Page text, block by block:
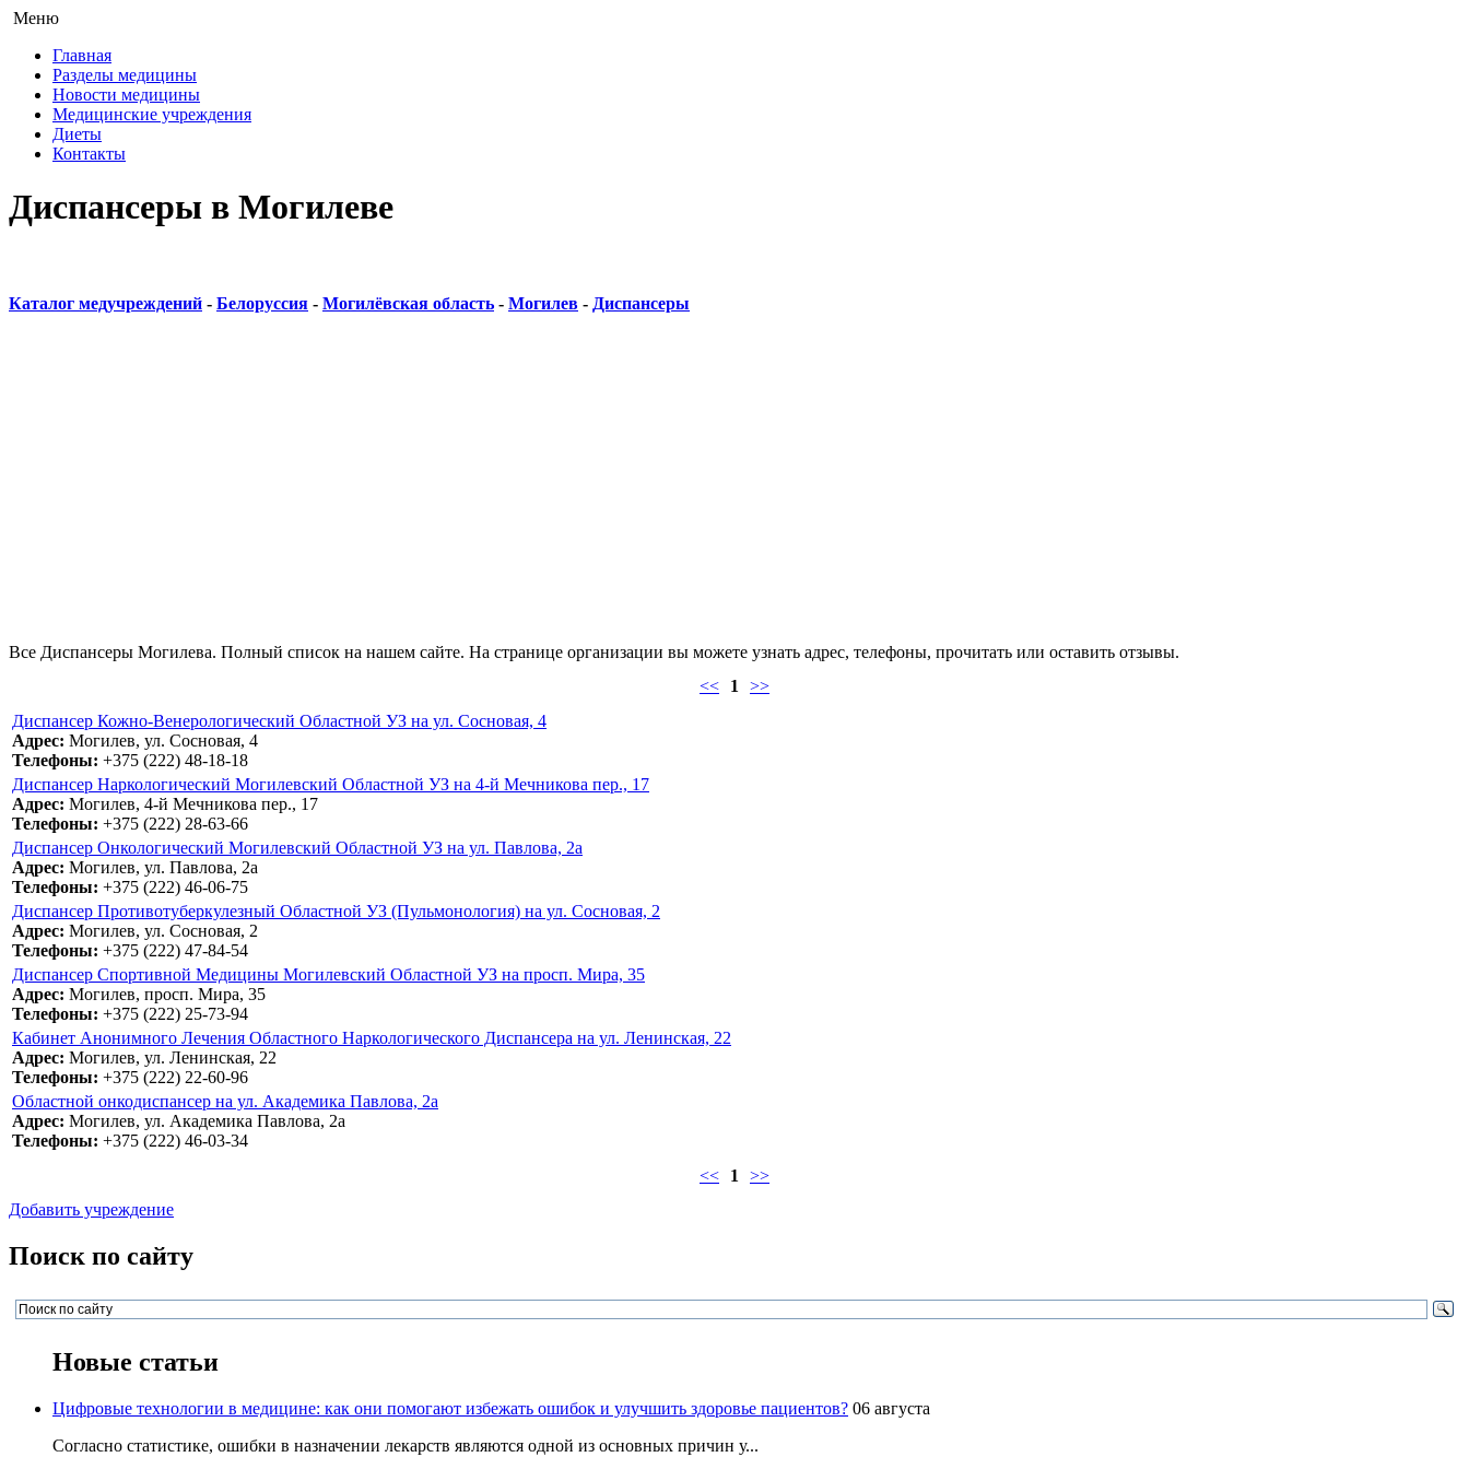
Меню
Главная
Разделы медицины
Новости медицины
Медицинские учреждения
Диеты
Контакты
Диспансеры в Могилеве
Каталог медучреждений - Белоруссия - Могилёвская область - Могилев - Диспансеры
Все Диспансеры Могилева. Полный список на нашем сайте. На странице организации вы можете узнать адрес, телефоны, прочитать или оставить отзывы.
<<
1 >>
Диспансер Кожно-Венерологический Областной УЗ на ул. Сосновая, 4
Адрес: Могилев, ул. Сосновая, 4
Телефоны: +375 (222) 48-18-18
Диспансер Наркологический Могилевский Областной УЗ на 4-й Мечникова пер., 17
Адрес: Могилев, 4-й Мечникова пер., 17
Телефоны: +375 (222) 28-63-66
Диспансер Онкологический Могилевский Областной УЗ на ул. Павлова, 2а
Адрес: Могилев, ул. Павлова, 2а
Телефоны: +375 (222) 46-06-75
Диспансер Противотуберкулезный Областной УЗ (Пульмонология) на ул. Сосновая, 2
Адрес: Могилев, ул. Сосновая, 2
Телефоны: +375 (222) 47-84-54
Диспансер Спортивной Медицины Могилевский Областной УЗ на просп. Мира, 35
Адрес: Могилев, просп. Мира, 35
Телефоны: +375 (222) 25-73-94
Кабинет Анонимного Лечения Областного Наркологического Диспансера на ул. Ленинская, 22
Адрес: Могилев, ул. Ленинская, 22
Телефоны: +375 (222) 22-60-96
Областной онкодиспансер на ул. Академика Павлова, 2а
Адрес: Могилев, ул. Академика Павлова, 2а
Телефоны: +375 (222) 46-03-34
<<
1 >>
Добавить учреждение
Поиск по сайту
Новые статьи
Цифровые технологии в медицине: как они помогают избежать ошибок и улучшить здоровье пациентов? 06 августа
Согласно статистике, ошибки в назначении лекарств являются одной из основных причин у...